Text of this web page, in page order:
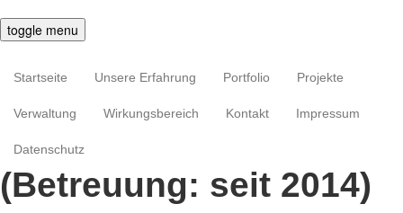
toggle menu
Startseite Unsere Erfahrung Portfolio Projekte
Verwaltung Wirkungsbereich Kontakt Impressum
Datenschutz
(Betreuung: seit 2014)